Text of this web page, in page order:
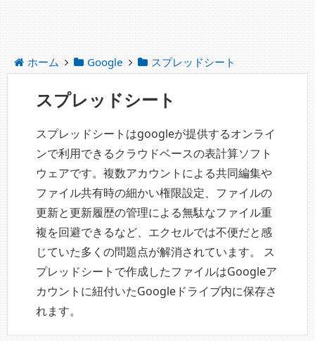
ホーム Google スプレッドシート
スプレッドシート
スプレッドシートはgoogleが提供するオンライ
ンで利用できるクラウドベースの表計算ソフト
ウェアです。複数アカウントによる共同編集や
ファイル共有時の細かい権限設定、ファイルの
更新と更新履歴の管理による無駄なファイル重
複を回避できるなど、エクセルでは不便だと感
じていた多くの問題点が解消されています。 ス
プレッドシートで作成したファイルはGoogleア
カウントに紐付いたGoogleドライブ内に保存さ
れます。